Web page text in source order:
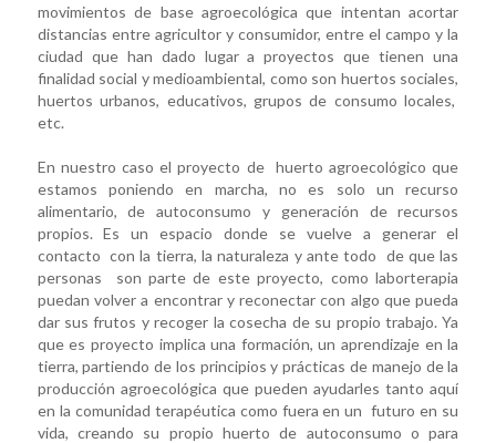
movimientos de base agroecológica que intentan acortar
distancias entre agricultor y consumidor, entre el campo y la
ciudad que han dado lugar a proyectos que tienen una
finalidad social y medioambiental, como son huertos sociales,
huertos urbanos, educativos, grupos de consumo locales,
etc.
En nuestro caso el proyecto de huerto agroecológico que
estamos poniendo en marcha, no es solo un recurso
alimentario, de autoconsumo y generación de recursos
propios. Es un espacio donde se vuelve a generar el
contacto con la tierra, la naturaleza y ante todo de que las
personas son parte de este proyecto, como laborterapia
puedan volver a encontrar y reconectar con algo que pueda
dar sus frutos y recoger la cosecha de su propio trabajo. Ya
que es proyecto implica una formación, un aprendizaje en la
tierra, partiendo de los principios y prácticas de manejo de la
producción agroecológica que pueden ayudarles tanto aquí
en la comunidad terapéutica como fuera en un futuro en su
vida, creando su propio huerto de autoconsumo o para